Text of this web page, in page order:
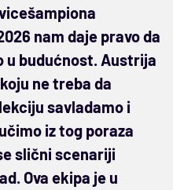
nam daje pravo da
u budućnost. Austrija
ne treba da
savladamo i
iz tog poraza
slični scenariji
Ova ekipa je u